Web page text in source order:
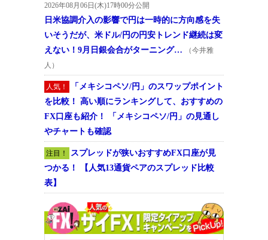
2026年08月06日(木)17時00分公開
日米協調介入の影響で円は一時的に方向感を失
いそうだが、米ドル/円の円安トレンド継続は変
えない！9月日銀会合がターニング…
（今井雅
人）
人気！
「メキシコペソ/円」のスワップポイント
を比較！ 高い順にランキングして、おすすめの
FX口座も紹介！ 「メキシコペソ/円」の見通し
やチャートも確認
注目！
スプレッドが狭いおすすめFX口座が見
つかる！ 【人気13通貨ペアのスプレッド比較
表】